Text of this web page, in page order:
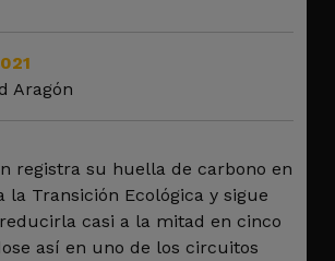
Aragón
registra su huella de carbono en
la Transición Ecológica y sigue
casi a la mitad en cinco
así en uno de los circuitos